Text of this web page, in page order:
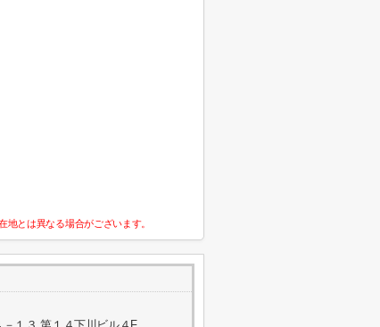
とは異なる場合がございます。